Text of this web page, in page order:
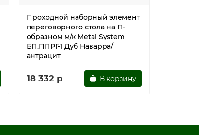
Проходной наборный элемент
переговорного стола на П-
образном м/к Metal System
БП.ППРГ-1 Дуб Наварра/
антрацит
18 332 р В корзину